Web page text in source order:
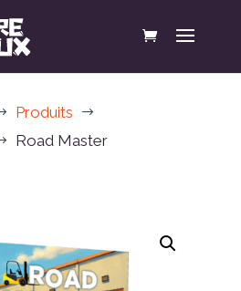
Produits $
Road Master